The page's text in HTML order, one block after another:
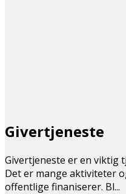
Givertjeneste
Givertjeneste er en viktig
Det er mange aktiviteter
offentlige finaniserer. Bl...